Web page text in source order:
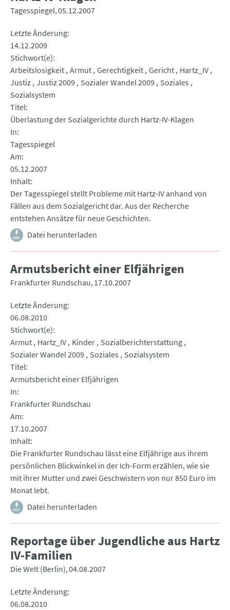
Tagesspiegel 05.12.2007
Letzte Änderung
14.12.2009
Stichwort(e)
Arbeitslosigkeit Armut Gerechtigkeit Gericht Hartz_IV
Justiz Justiz 2009 Sozialer Wandel 2009 Soziales
Sozialsystem
Titel
Überlastung der Sozialgerichte durch Hartz-IV-Klagen
In
Tagesspiegel
Am
05.12.2007
Inhalt
Der Tagesspiegel stellt Probleme mit Hartz-IV anhand von
Fällen aus dem Sozialgericht dar. Aus der Recherche
entstehen Ansätze für neue Geschichten.
Datei herunterladen
Armutsbericht einer Elfjährigen
Frankfurter Rundschau 17.10.2007
Letzte Änderung
06.08.2010
Stichwort(e)
Armut Hartz_IV Kinder Sozialberichterstattung
Sozialer Wandel 2009 Soziales
Sozialsystem
Titel
Armutsbericht einer Elfjährigen
In
Frankfurter Rundschau
Am
17.10.2007
Inhalt
Die Frankfurter Rundschau lässt eine Elfjährige aus ihrem
persönlichen Blickwinkel in der Ich-Form erzählen, wie sie
mit ihrer Mutter und zwei Geschwistern von nur 850 Euro im
Monat lebt.
Datei herunterladen
Reportage über Jugendliche aus Hartz
IV-Familien
Die Welt (Berlin) 04.08.2007
Letzte Änderung
06.08.2010